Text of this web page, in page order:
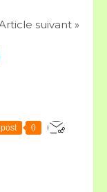
suivant »
0